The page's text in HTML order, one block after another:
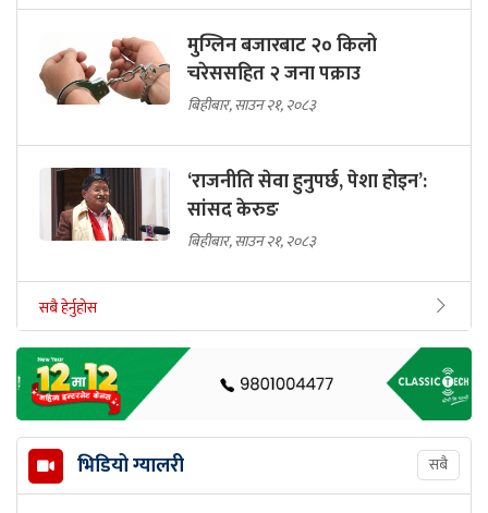
मुग्लिन बजारबाट २० किलो
चरेससहित २ जना पक्राउ
बिहीबार, साउन २१, २०८३
‘राजनीति सेवा हुनुपर्छ, पेशा होइन’:
सांसद केरुङ
बिहीबार, साउन २१, २०८३
सबै हेर्नुहोस
भिडियो ग्यालरी सबै